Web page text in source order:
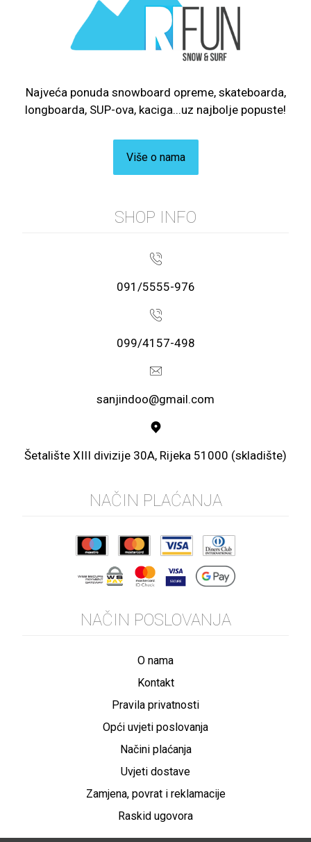
Najveća ponuda snowboard opreme, skateboarda,
longboarda, SUP-ova, kaciga...uz najbolje popuste!
Više o nama
SHOP INFO
091/5555-976
099/4157-498
sanjindoo@gmail.com
Šetalište XIII divizije 30A, Rijeka 51000 (skladište)
NAČIN PLAĆANJA
NAČIN POSLOVANJA
O nama
Kontakt
Pravila privatnosti
Opći uvjeti poslovanja
Načini plaćanja
Uvjeti dostave
Zamjena, povrat i reklamacije
Raskid ugovora